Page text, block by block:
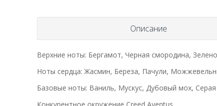
Описание
Верхние ноты: Бергамот, Черная смородина,
Ноты сердца: Жасмин, Береза, Пачули,
Базовые ноты: Ваниль, Мускус, Дубовый мох,